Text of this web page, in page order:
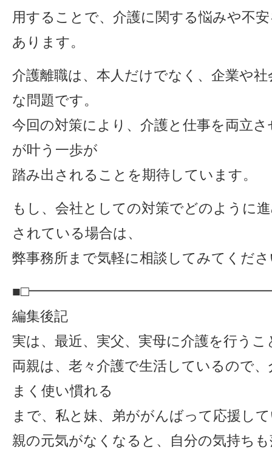
用することで、介護に関する悩みや不
あります。
介護離職は、本人だけでなく、企業や
な問題です。
今回の対策により、介護と仕事を両立
が叶う一歩が
踏み出されることを期待しています。
もし、会社としての対策でどのように
されている場合は、
弊事務所まで気軽に相談してみてくだ
編集後記
実は、最近、実父、実母に介護を行う
両親は、老々介護で生活しているので
まく使い慣れる
まで、私と妹、弟ががんばって応援し
親の元気がなくなると、自分の気持ち